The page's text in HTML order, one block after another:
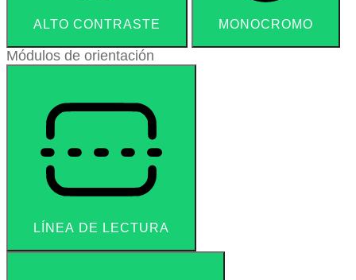
ALTO CONTRASTE MONOCROMO
Módulos de orientación
LÍNEA DE LECTURA